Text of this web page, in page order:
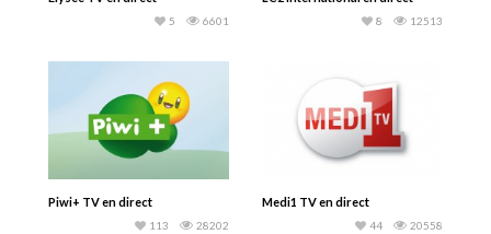
6601
5 12513
8
Piwi+ TV en direct
28202
113
Medi1 TV en direct
20558
44